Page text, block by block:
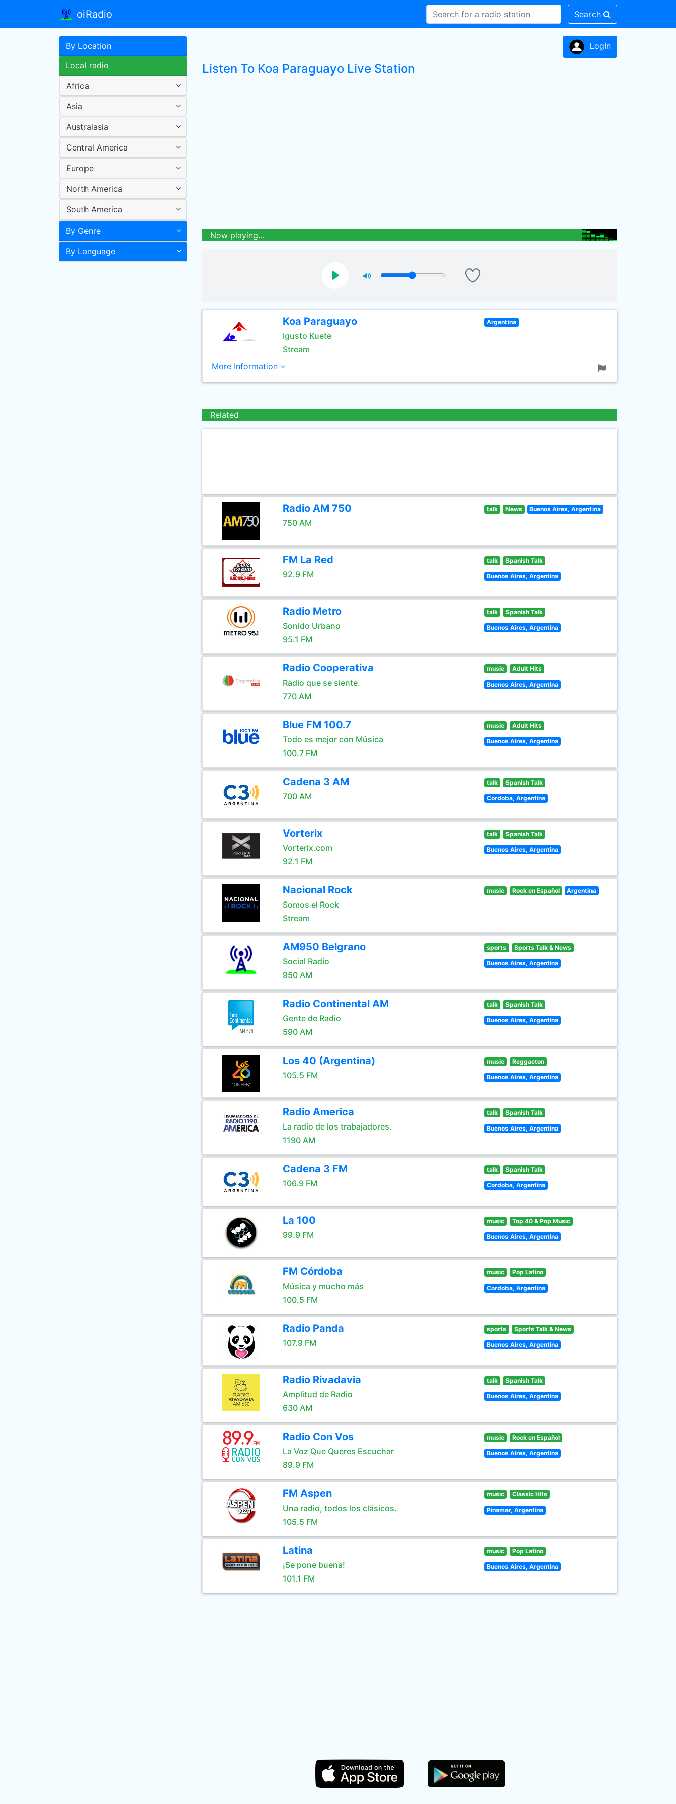
oiRadio Search
By Location
Local radio
Africa
Asia
Australasia
Central America
Europe
North America
South America
By Genre
By Language
LogIn
Listen To Koa Paraguayo Live Station
Now playing...
Koa Paraguayo
Igusto Kuete
Stream
Argentina
More Information
Related
Radio AM 750
750 AM
talk News Buenos Aires, Argentina
FM La Red
92.9 FM
talk Spanish Talk
Buenos Aires, Argentina
Radio Metro
Sonido Urbano
95.1 FM
talk Spanish Talk
Buenos Aires, Argentina
Radio Cooperativa
Radio que se siente.
770 AM
music Adult Hits
Buenos Aires, Argentina
Blue FM 100.7
Todo es mejor con Música
100.7 FM
music Adult Hits
Buenos Aires, Argentina
Cadena 3 AM
700 AM
talk Spanish Talk
Cordoba, Argentina
Vorterix
Vorterix.com
92.1 FM
talk Spanish Talk
Buenos Aires, Argentina
Nacional Rock
Somos el Rock
Stream
music Rock en Español Argentina
AM950 Belgrano
Social Radio
950 AM
sports Sports Talk & News
Buenos Aires, Argentina
Radio Continental AM
Gente de Radio
590 AM
talk Spanish Talk
Buenos Aires, Argentina
Los 40 (Argentina)
105.5 FM
music Reggaeton
Buenos Aires, Argentina
Radio America
La radio de los trabajadores.
1190 AM
talk Spanish Talk
Buenos Aires, Argentina
Cadena 3 FM
106.9 FM
talk Spanish Talk
Cordoba, Argentina
La 100
99.9 FM
music Top 40 & Pop Music
Buenos Aires, Argentina
FM Córdoba
Música y mucho más
100.5 FM
music Pop Latino
Cordoba, Argentina
Radio Panda
107.9 FM
sports Sports Talk & News
Buenos Aires, Argentina
Radio Rivadavia
Amplitud de Radio
630 AM
talk Spanish Talk
Buenos Aires, Argentina
Radio Con Vos
La Voz Que Queres Escuchar
89.9 FM
music Rock en Español
Buenos Aires, Argentina
FM Aspen
Una radio, todos los clásicos.
105.5 FM
music Classic Hits
Pinamar, Argentina
Latina
¡Se pone buena!
101.1 FM
music Pop Latino
Buenos Aires, Argentina